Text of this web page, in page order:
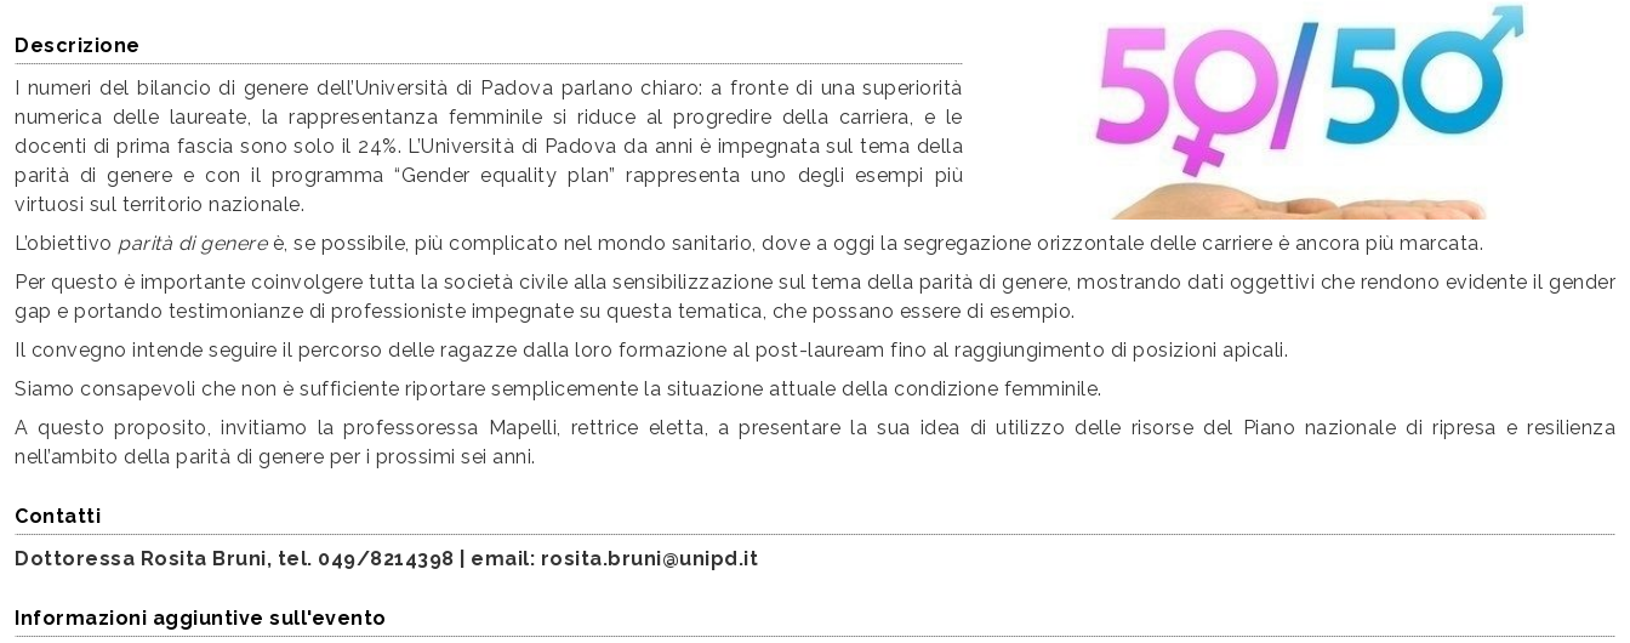
Descrizione
I numeri del bilancio di genere dell’Università di Padova parlano chiaro: a fronte di una superiorità
numerica delle laureate, la rappresentanza femminile si riduce al progredire della carriera, e le
docenti di prima fascia sono solo il 24%. L’Università di Padova da anni è impegnata sul tema della
parità di genere e con il programma “Gender equality plan” rappresenta uno degli esempi più
virtuosi sul territorio nazionale.
L’obiettivo parità di genereè, se possibile, più complicato nel mondo sanitario, dove a oggi la segregazione orizzontale delle carriere è ancora più marcata.
Per questo è importante coinvolgere tutta la società civile alla sensibilizzazione sul tema della parità di genere, mostrando dati oggettivi che rendono evidente il gender
gap e portando testimonianze di professioniste impegnate su questa tematica, che possano essere di esempio.
Il convegno intende seguire il percorso delle ragazze dalla loro formazione al post-lauream fino al raggiungimento di posizioni apicali.
Siamo consapevoli che non è sufficiente riportare semplicemente la situazione attuale della condizione femminile.
A questo proposito, invitiamo la professoressa Mapelli, rettrice eletta, a presentare la sua idea di utilizzo delle risorse del Piano nazionale di ripresa e resilienza
nell’ambito della parità di genere per i prossimi sei anni.
Contatti
Dottoressa Rosita Bruni, tel. 049/8214398 | email: rosita.bruni@unipd.it
Informazioni aggiuntive sull'evento